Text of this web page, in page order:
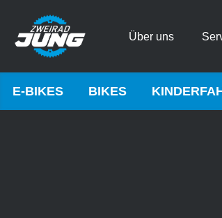
Über uns
E-BIKES BIKES